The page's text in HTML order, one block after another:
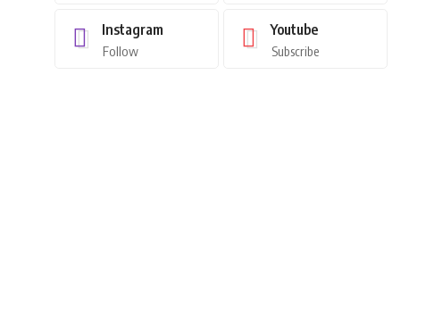
Instagram
Follow
Youtube
Subscribe